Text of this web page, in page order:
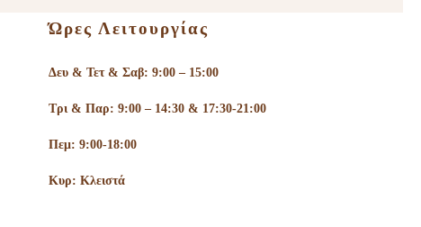
Ώρες Λειτουργίας
Δευ & Τετ & Σαβ: 9:00 – 15:00
Τρι & Παρ: 9:00 – 14:30 & 17:30-21:00
Πεμ: 9:00-18:00
Κυρ: Κλειστά